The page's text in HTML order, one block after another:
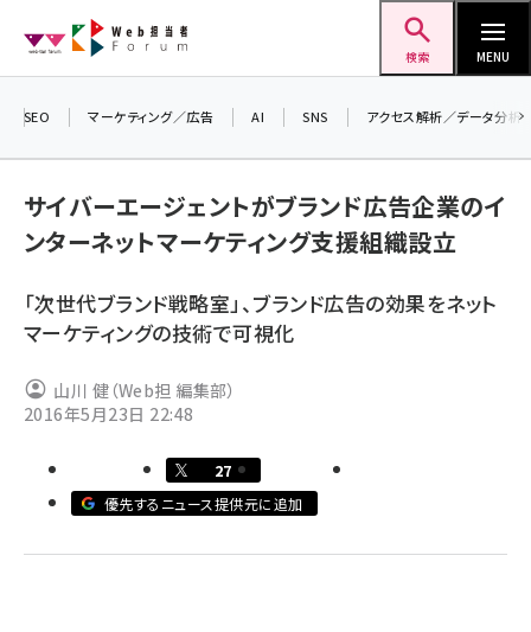
ン
検索 MENU
ai (2820)
note (2322)
z世代 (1629)
SEO マーケティング／広告 AI SNS アクセス解析／データ分析
サイバーエージェントがブランド広告企業のイ
ンターネットマーケティング支援組織設立
「次世代ブランド戦略室」、ブランド広告の効果をネット
マーケティングの技術で可視化
山川 健（Web担 編集部）
2016年5月23日 22:48
27
優先するニュース提供元に追加
る